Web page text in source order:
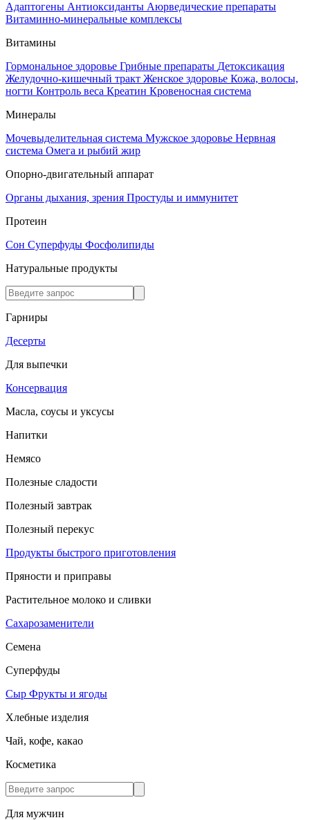
Адаптогены Антиоксиданты Аюрведические препараты
Витаминно-минеральные комплексы
Витамины
Гормональное здоровье Грибные препараты Детоксикация
Желудочно-кишечный тракт Женское здоровье Кожа, волосы,
ногти Контроль веса Креатин Кровеносная система
Минералы
Мочевыделительная система Мужское здоровье Нервная
система Омега и рыбий жир
Опорно-двигательный аппарат
Органы дыхания, зрения Простуды и иммунитет
Протеин
Сон Суперфуды Фосфолипиды
Натуральные продукты
Гарниры
Десерты
Для выпечки
Консервация
Масла, соусы и уксусы
Напитки
Немясо
Полезные сладости
Полезный завтрак
Полезный перекус
Продукты быстрого приготовления
Пряности и приправы
Растительное молоко и сливки
Сахарозаменители
Семена
Суперфуды
Сыр Фрукты и ягоды
Хлебные изделия
Чай, кофе, какао
Косметика
Для мужчин